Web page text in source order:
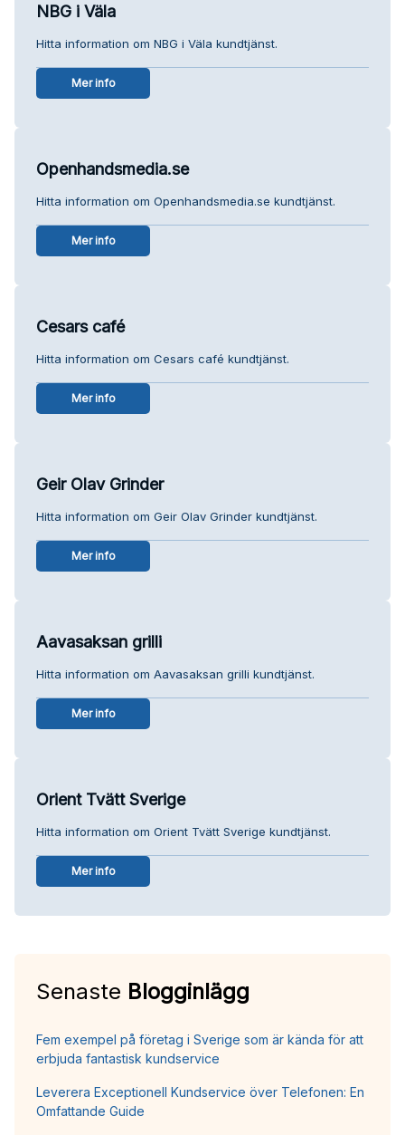
NBG i Väla
Hitta information om NBG i Väla kundtjänst.
Mer info
Openhandsmedia.se
Hitta information om Openhandsmedia.se kundtjänst.
Mer info
Cesars café
Hitta information om Cesars café kundtjänst.
Mer info
Geir Olav Grinder
Hitta information om Geir Olav Grinder kundtjänst.
Mer info
Aavasaksan grilli
Hitta information om Aavasaksan grilli kundtjänst.
Mer info
Orient Tvätt Sverige
Hitta information om Orient Tvätt Sverige kundtjänst.
Mer info
Senaste Blogginlägg
Fem exempel på företag i Sverige som är kända för att
erbjuda fantastisk kundservice
Leverera Exceptionell Kundservice över Telefonen: En
Omfattande Guide